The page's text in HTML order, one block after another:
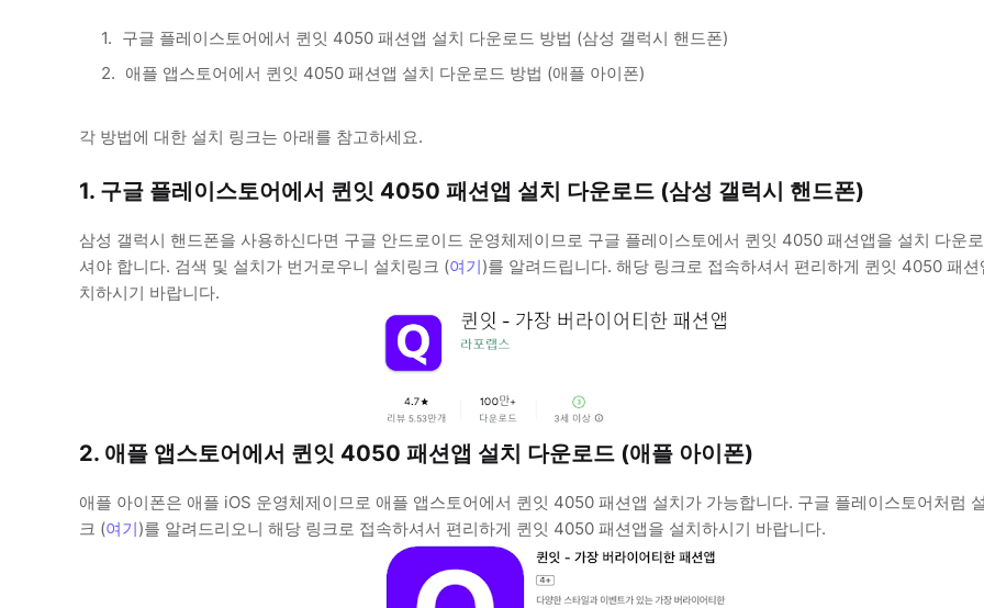
구글 플레이스토어에서 퀸잇 4050 패션앱 설치 다운로드 방법 (삼성 갤럭시 핸드폰)
애플 앱스토어에서 퀸잇 4050 패션앱 설치 다운로드 방법 (애플 아이폰)
각 방법에 대한 설치 링크는 아래를 참고하세요.
1. 구글 플레이스토어에서 퀸잇 4050 패션앱 설치 다운로드 (삼성 갤럭시 핸드폰)
삼성 갤럭시 핸드폰을 사용하신다면 구글 안드로이드 운영체제이므로 구글 플레이스토에서 퀸잇 4050 패션앱을 설치 다운
셔야 합니다. 검색 및 설치가 번거로우니 설치링크 (여기)를 알려드립니다. 해당 링크로 접속하셔서 편리하게 퀸잇 4050 패션
치하시기 바랍니다.
2. 애플 앱스토어에서 퀸잇 4050 패션앱 설치 다운로드 (애플 아이폰)
애플 아이폰은 애플 iOS 운영체제이므로 애플 앱스토어에서 퀸잇 4050 패션앱 설치가 가능합니다. 구글 플레이스토어처럼
크 (여기)를 알려드리오니 해당 링크로 접속하셔서 편리하게 퀸잇 4050 패션앱을 설치하시기 바랍니다.